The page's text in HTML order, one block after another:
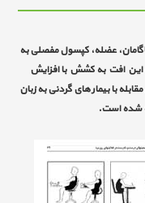
عضله، کپسول مفصلی به
این افت به کشش با افزایش
با بیمار های گردنی به زبان
شده است.